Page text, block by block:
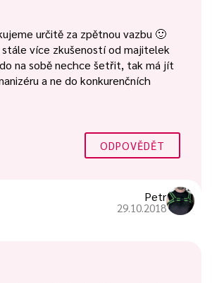
určitě za zpětnou vazbu 🙂
stále více zkušeností od majitelek
na sobě nechce šetřit, tak má jít
a ne do konkurenčních
ODPOVĚDĚT
Petr
29.10.2018